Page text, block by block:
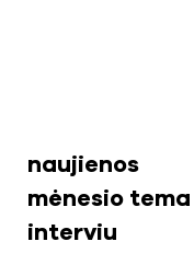
naujienos
mėnesio tema
interviu